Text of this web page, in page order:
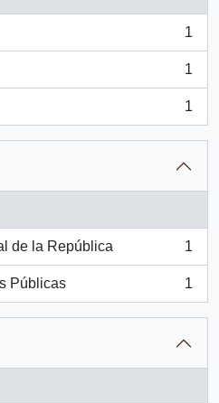
1
1
1
de la República 1
Públicas 1